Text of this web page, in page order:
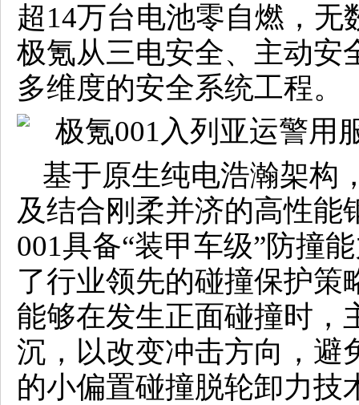
超14万台电池零自燃，
极氪从三电安全、主动安
多维度的安全系统工程。
基于原生纯电浩瀚架构
及结合刚柔并济的高性能
001具备“装甲车级”防撞
了行业领先的碰撞保护策
能够在发生正面碰撞时，
沉，以改变冲击方向，避
的小偏置碰撞脱轮卸力技